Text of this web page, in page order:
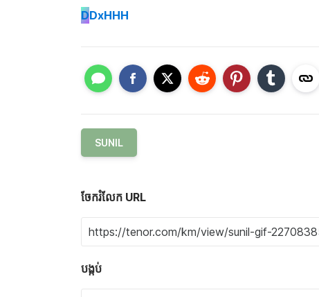
DDxHHH
SUNIL
ចែករំលែក URL
បង្កប់